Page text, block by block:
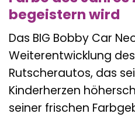
begeistern wird
Das BIG Bobby Car
Weiterentwicklung
Rutscherautos, das
Kinderherzen
seiner frischen